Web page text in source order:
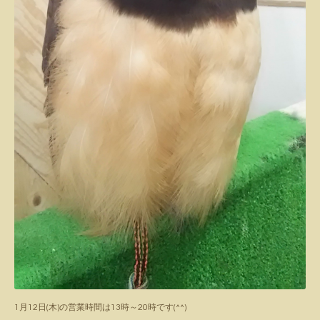
1月12日(木)の営業時間は13時～20時です(^^)